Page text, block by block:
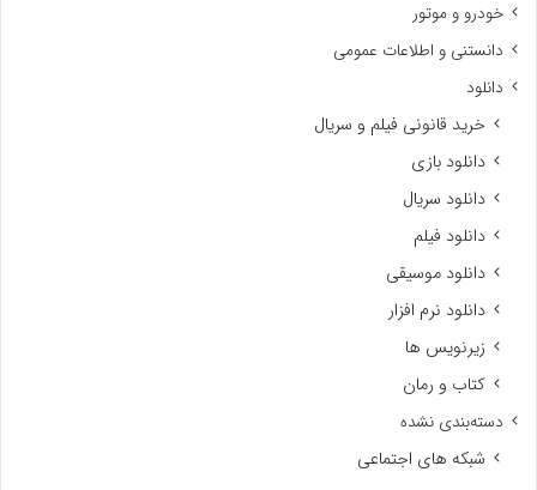
خودرو و موتور
دانستنی و اطلاعات عمومی
دانلود
خرید قانونی فیلم و سریال
دانلود بازی
دانلود سریال
دانلود فیلم
دانلود موسیقی
دانلود نرم افزار
زیرنویس ها
کتاب و رمان
دسته‌بندی نشده
شبکه های اجتماعی